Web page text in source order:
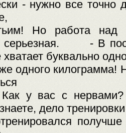
- нужно все точно
Но работа над
и серьезная. - В
буквально
одного килограмма!
Как у вас с
дело